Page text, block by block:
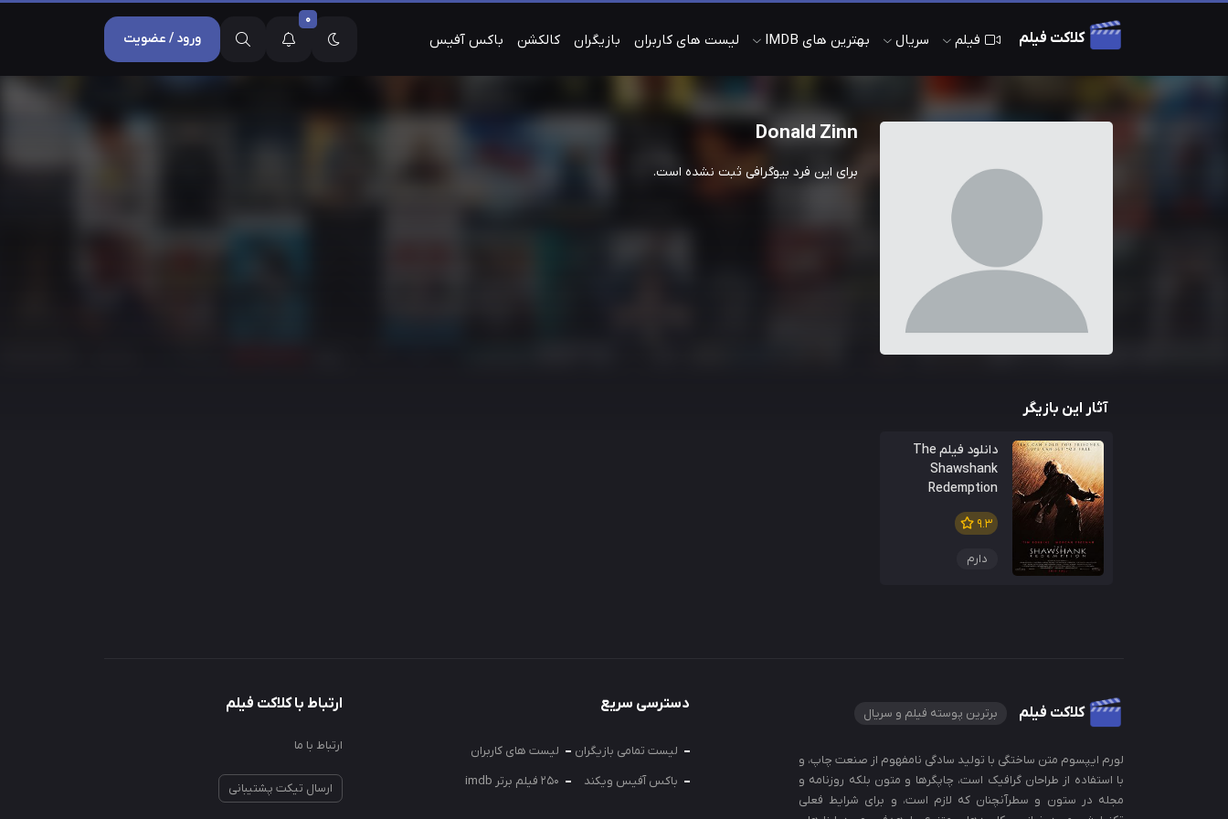
کلاکت فیلم فیلم سریال بهترین های IMDB لیست های کاربران بازیگران کالکشن باکس آفیس
0
ورود / عضویت
Donald Zinn
برای این فرد بیوگرافی ثبت نشده است.
آثار این بازیگر
دانلود فیلم The
Shawshank
Redemption
9.3
دارم
کلاکت فیلم برترین پوسته فیلم و سریال
لورم ایپسوم متن ساختگی با تولید سادگی نامفهوم از صنعت چاپ، و
با استفاده از طراحان گرافیک است، چاپگرها و متون بلکه روزنامه و
مجله در ستون و سطرآنچنان که لازم است، و برای شرایط فعلی
دسترسی سریع
لیست تمامی بازیگران
لیست های کاربران
باکس آفیس ویکند
250 فیلم برتر imdb
ارتباط با کلاکت فیلم
ارتباط با ما
ارسال تیکت پشتیبانی